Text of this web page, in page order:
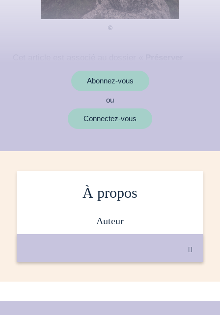
l’harmonie des lieux»
Abonnez-vous
ou
Connectez-vous
À propos
auteur
